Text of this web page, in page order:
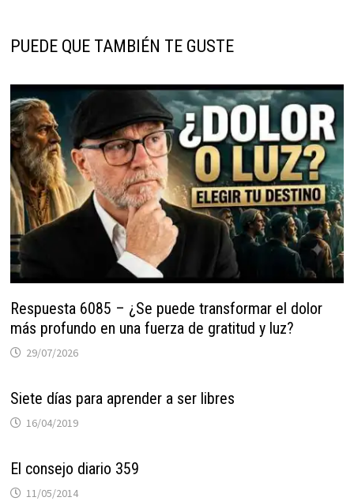
PUEDE QUE TAMBIÉN TE GUSTE
Respuesta 6085 – ¿Se puede transformar el dolor
más profundo en una fuerza de gratitud y luz?
29/07/2026
Siete días para aprender a ser libres
16/04/2019
El consejo diario 359
11/05/2014